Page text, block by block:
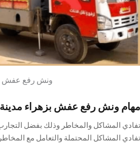
ونش رفع عفش
مهام ونش رفع عفش بزهراء
تفادي المشاكل والمخاطر وذلك بفضل
تفادي المشاكل المحتملة والتعامل مع